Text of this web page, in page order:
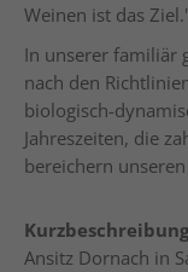
Weinen ist das
In unserer familiär
nach den
biologisch-
Jahreszeiten, die
bereichern
Kurzbeschreibung
Ansitz Dornach in